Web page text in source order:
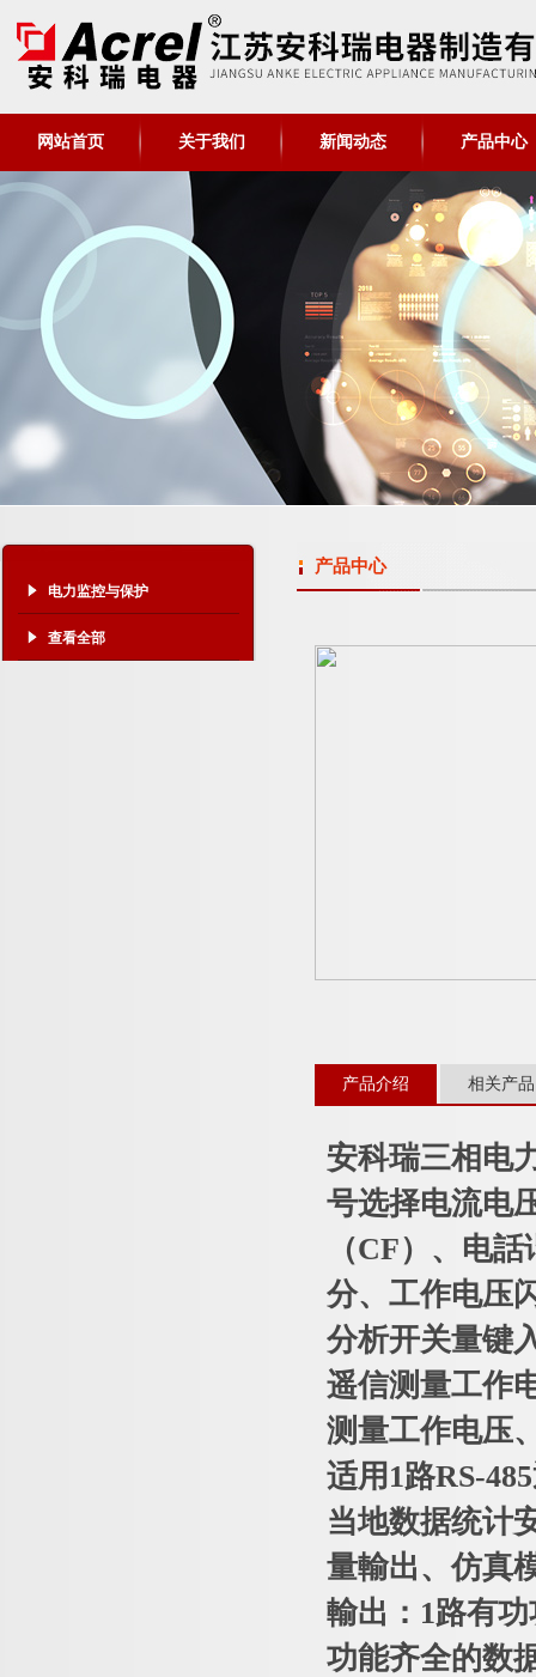
网站首页 关于我们 新闻动态 产品中心
电力监控与保护
查看全部
产品中心
产品介绍 相关产品
安科瑞三相电
号选择电流电
（CF）、电
分、工作电压
分析开关量键
遥信测量工作
测量工作电压
适用1路RS-
当地数据统计
量輸出、仿真
輸出：1路有
功能齐全的数